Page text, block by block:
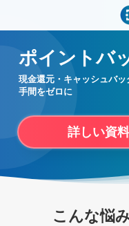
ポイントバ
現金還元・キャッシュバ
手間をゼロに
詳しい資
こんな悩